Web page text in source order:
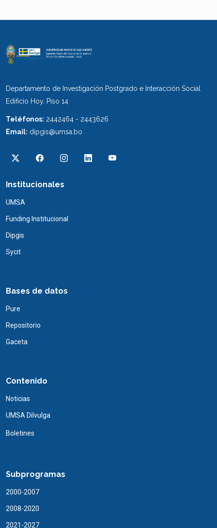
Departamento de Investigación Postgrado e Interacción Social
Edificio Hoy. Piso 14
Teléfonos: 2442464 - 2443626
Email: dipgis@umsa.bo
Institucionales
UMSA
Funding Institucional
Dipgis
Sycit
Bases de datos
Pure
Repositorio
Gaceta
Contenido
Noticias
UMSA Dilvulga
Boletines
Subprogramas
2000-2007
2008-2020
2021-2027